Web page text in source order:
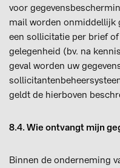
voor
mail worden onmiddellijk
een sollicitatie per brief
gelegenheid (bv. na
geval worden uw
geldt de hierboven
8.4. Wie ontvangt mijn
Binnen de onderneming